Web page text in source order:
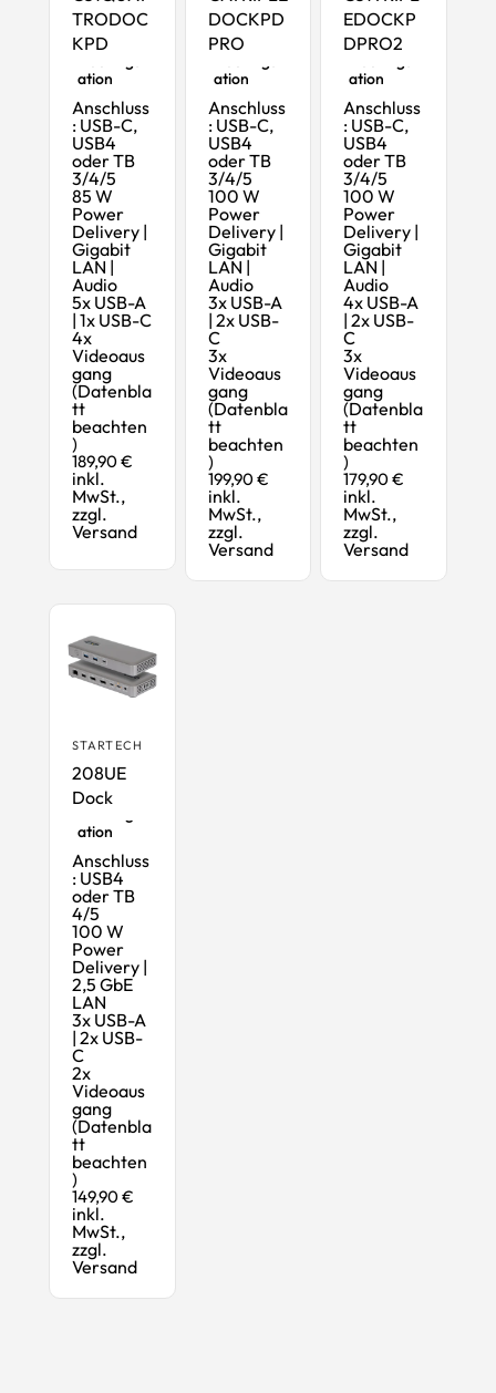
TRODOC
KPD
USB-C
ation
Anschluss
: USB-C,
USB4
oder TB
3/4/5
85 W
Power
Delivery |
Gigabit
LAN |
Audio
5x USB-A
| 1x USB-C
4x
Videoaus
gang
(Datenbla
tt
beachten
)
189,90 €
inkl.
MwSt.,
zzgl.
Versand
DOCKPD
PRO
USB-C-
ation
Anschluss
: USB-C,
USB4
oder TB
3/4/5
100 W
Power
Delivery |
Gigabit
LAN |
Audio
3x USB-A
| 2x USB-
C
3x
Videoaus
gang
(Datenbla
tt
beachten
)
199,90 €
inkl.
MwSt.,
zzgl.
Versand
EDOCKP
DPRO2
USB-C
ation
Anschluss
: USB-C,
USB4
oder TB
3/4/5
100 W
Power
Delivery |
Gigabit
LAN |
Audio
4x USB-A
| 2x USB-
C
3x
Videoaus
gang
(Datenbla
tt
beachten
)
179,90 €
inkl.
MwSt.,
zzgl.
Versand
STARTECH
208UE
Dock
USB4-
ation
Anschluss
: USB4
oder TB
4/5
100 W
Power
Delivery |
2,5 GbE
LAN
3x USB-A
| 2x USB-
C
2x
Videoaus
gang
(Datenbla
tt
beachten
)
149,90 €
inkl.
MwSt.,
zzgl.
Versand